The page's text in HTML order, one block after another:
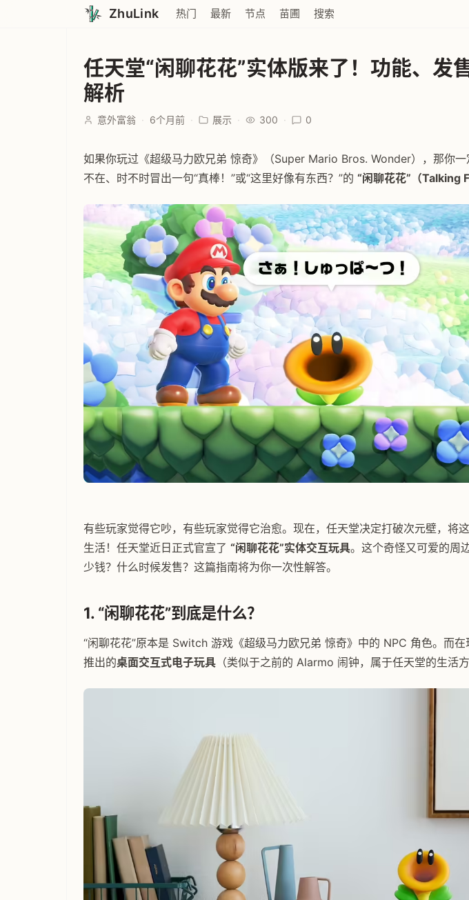
ZhuLink 热门 最新 节点 苗圃 搜索
任天堂“闲聊花花”实体版来了！功能、发
解析
意外富翁 · 6个月前 · 展示 · 300 · 0
如果你玩过《超级马力欧兄弟 惊奇》（Super Mario Bros. Wonder），那你
不在、时不时冒出一句“真棒！”或“这里好像有东西？”的 “闲聊花花”（Talking
有些玩家觉得它吵，有些玩家觉得它治愈。现在，任天堂决定打破次元壁，将
生活！任天堂近日正式官宣了 “闲聊花花”实体交互玩具。这个奇怪又可爱的周
少钱？什么时候发售？这篇指南将为你一次性解答。
1. “闲聊花花”到底是什么？
“闲聊花花”原本是 Switch 游戏《超级马力欧兄弟 惊奇》中的 NPC 角色。而
推出的桌面交互式电子玩具 （类似于之前的 Alarmo 闹钟，属于任天堂的生活方